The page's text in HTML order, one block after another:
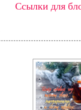
Ссылки для